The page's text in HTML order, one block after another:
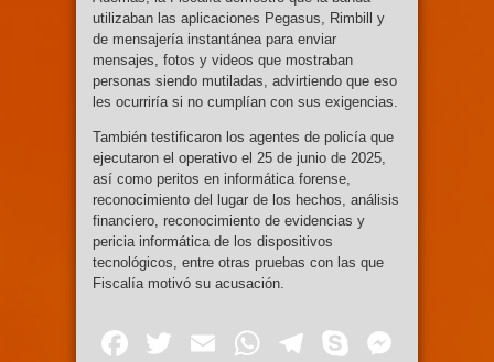
utilizaban las aplicaciones Pegasus, Rimbill y
de mensajería instantánea para enviar
mensajes, fotos y videos que mostraban
personas siendo mutiladas, advirtiendo que eso
les ocurriría si no cumplían con sus exigencias.
También testificaron los agentes de policía que
ejecutaron el operativo el 25 de junio de 2025,
así como peritos en informática forense,
reconocimiento del lugar de los hechos, análisis
financiero, reconocimiento de evidencias y
pericia informática de los dispositivos
tecnológicos, entre otras pruebas con las que
Fiscalía motivó su acusación.
Facebook
Twitter
EmailWhatsApp
Telegram
Skype